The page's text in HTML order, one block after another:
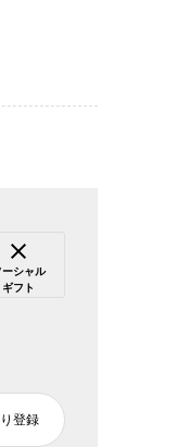
ーシャル
ギフト
登録